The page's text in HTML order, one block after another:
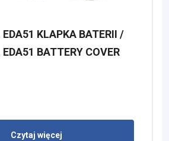
EDA51 KLAPKA BATERII /
BATTERY COVER
Czytaj więcej